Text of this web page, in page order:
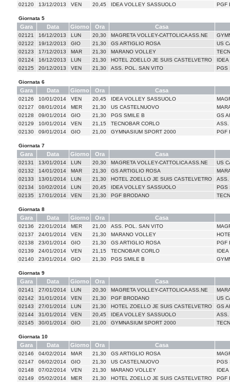
02120
13/12/2013 VEN 20,45 IDEA VOLLEY SASSUOLO PGF
Giornata 5
Gara Data Giorno Ora Casa
02121 16/12/2013 LUN 20,30 MAGRETA VOLLEY-CATTOLICA ASS.NE
02122
19/12/2013 GIO 21,30 GS ARTIGLIO ROSA
US
02123
17/12/2013 MAR 21,30 MARANO VOLLEY
02124
16/12/2013 LUN 21,30 HOTEL ZOELLO JE SUIS CASTELVETRO
02125
20/12/2013 VEN 21,30 ASS. POL. SAN VITO PGS
Giornata 6
Gara Data Giorno Ora Casa
02126 10/01/2014 VEN 20,45 IDEA VOLLEY SASSUOLO
02127
08/01/2014 MER 21,30 US CASTELNUOVO
02128
09/01/2014 GIO 21,30 PGS SMILE B
GS
02129
10/01/2014 VEN 21,15 TECNOBAR CORLO
ASS.
02130
09/01/2014 GIO 21,00 GYMNASIUM SPORT 2000 PGF
Giornata 7
Gara Data Giorno Ora Casa
02131 13/01/2014 LUN 20,30 MAGRETA VOLLEY-CATTOLICA ASS.NE
US
02132
14/01/2014 MAR 21,30 GS ARTIGLIO ROSA
02133
13/01/2014 LUN 21,30 HOTEL ZOELLO JE SUIS CASTELVETRO
ASS.
02134
10/02/2014 LUN 20,45 IDEA VOLLEY SASSUOLO
PGS
02135
17/01/2014 VEN 21,30 PGF BRODANO
Giornata 8
Gara Data Giorno Ora Casa
02136 22/01/2014 MER 21,00 ASS. POL. SAN VITO
02137
24/01/2014 VEN 21,30 MARANO VOLLEY
02138
23/01/2014 GIO 21,30 GS ARTIGLIO ROSA
PGF
02139
24/01/2014 VEN 21,15 TECNOBAR CORLO
02140
23/01/2014 GIO 21,30 PGS SMILE B
Giornata 9
Gara Data Giorno Ora Casa
02141 27/01/2014 LUN 20,30 MAGRETA VOLLEY-CATTOLICA ASS.NE
02142
31/01/2014 VEN 21,30 PGF BRODANO
US
02143
27/01/2014 LUN 21,30 HOTEL ZOELLO JE SUIS CASTELVETRO
GS
02144
31/01/2014 VEN 20,45 IDEA VOLLEY SASSUOLO
ASS.
02145
30/01/2014 GIO 21,00 GYMNASIUM SPORT 2000
Giornata 10
Gara Data Giorno Ora Casa
02146 04/02/2014 MAR 21,30 GS ARTIGLIO ROSA
02147
06/02/2014 GIO 21,30 US CASTELNUOVO
PGS
02148
07/02/2014 VEN 21,30 MARANO VOLLEY
02149
05/02/2014 MER 21,30 HOTEL ZOELLO JE SUIS CASTELVETRO
PGF